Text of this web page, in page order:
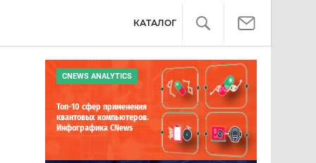
КАТАЛОГ
CNEWS ANALYTICS
Топ-10 сфер применения
квантовых компьютеров.
Инфографика CNews